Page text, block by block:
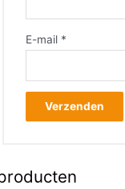
E-mail *